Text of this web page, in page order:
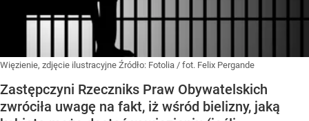
Więzienie, zdjęcie ilustracyjne Źródło: Fotolia / fot. Felix Pergande
Zastępczyni Rzeczniks Praw Obywatelskich
zwróciła uwagę na fakt, iż wśród bielizny, jaką